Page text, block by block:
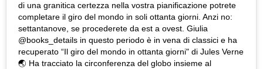
di una granitica certezza nella vostra pianificazione potrete
completare il giro del mondo in soli ottanta giorni. Anzi no:
settantanove, se procederete da est a ovest. Giulia
@books_details in questo periodo è in vena di classici e ha
recuperato “Il giro del mondo in ottanta giorni" di Jules Verne
🌏 Ha tracciato la circonferenza del globo insieme al